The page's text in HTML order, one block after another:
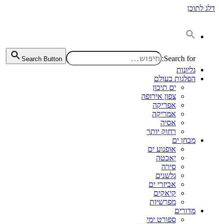
דלג לתוכן
Search for:
Search Button
גליונות
הפלגות בעולם
ים תיכון
צפון אירופה
אפריקה
אמריקה
אסיה
רחוק יותר
מבחן ים
אופנוע ים
יאכטה
סירה
גלשנים
אביזרי ים
קיאקים
מפרשיות
מדורים
ספורט ימי